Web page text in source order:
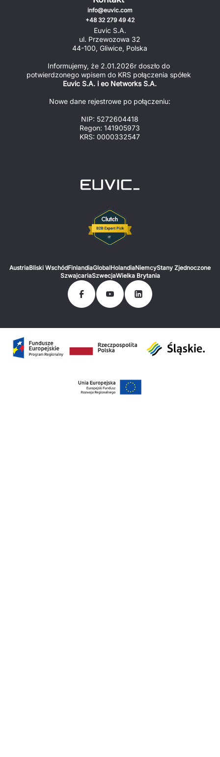
info@euvic.com
+48 32 279 49 42
Euvic S.A.
ul. Przewozowa 32
44-100, Gliwice, Polska
Informujemy, że 2.01.2026r doszło do
Euvic S.A. i eo Networks S.A.
Nowe dane rejestrowe po połączeniu:
NIP: 5272604418
Regon: 141905973
KRS: 0000332547
AustriaBliski WschódFinlandiaGlobalHolandiaNiemcyStany Zjednoczone
SzwajcariaSzwecjaWielka Brytania